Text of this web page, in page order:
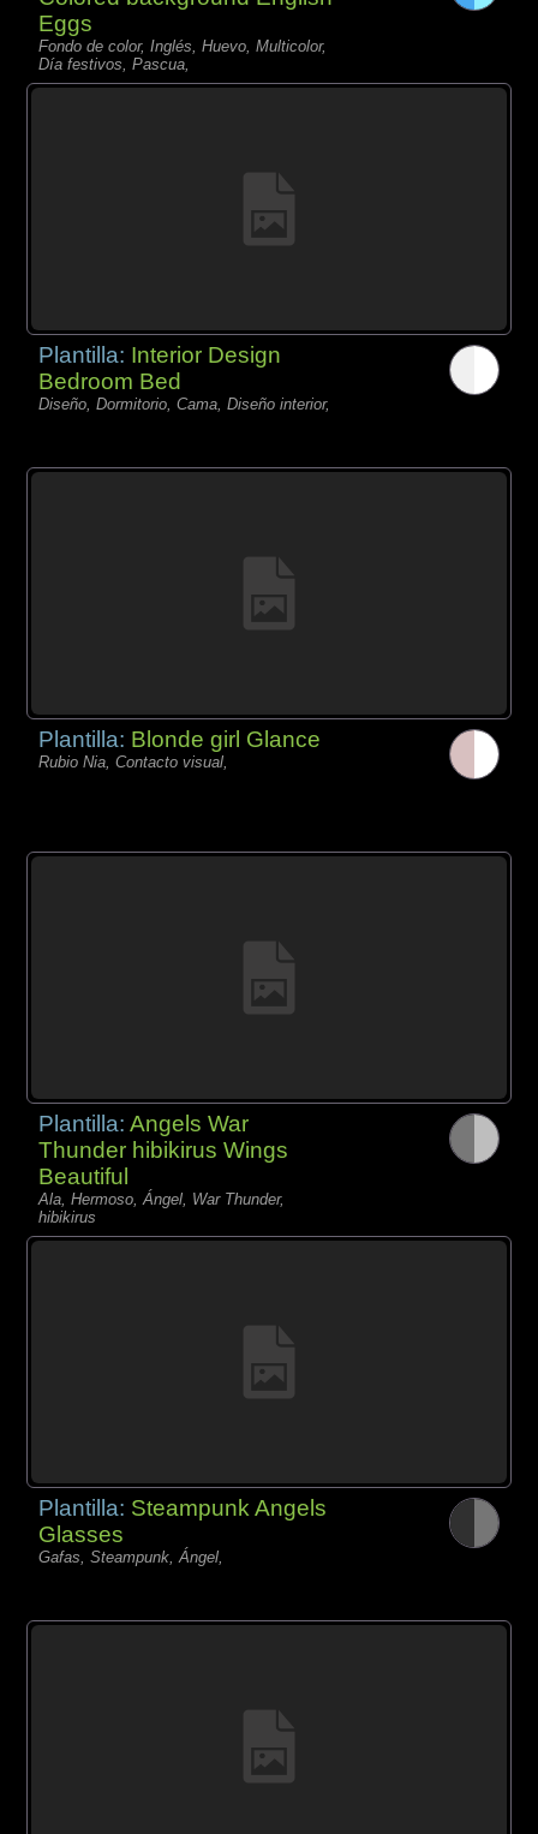
Eggs
Fondo de color, Inglés, Huevo, Multicolor,
Día festivos, Pascua,
Plantilla: Interior Design
Bedroom Bed
Diseño, Dormitorio, Cama, Diseño interior,
Plantilla: Blonde girl Glance
Rubio Nia, Contacto visual,
Plantilla:Angels War
Thunder hibikirus Wings
Beautiful
Ala, Hermoso, Ángel, War Thunder,
hibikirus
Plantilla: Steampunk Angels
Glasses
Gafas, Steampunk, Ángel,